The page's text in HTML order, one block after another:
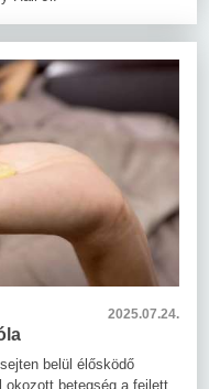
2025.07.24.
belül élősködő
okozott betegség a fejlett